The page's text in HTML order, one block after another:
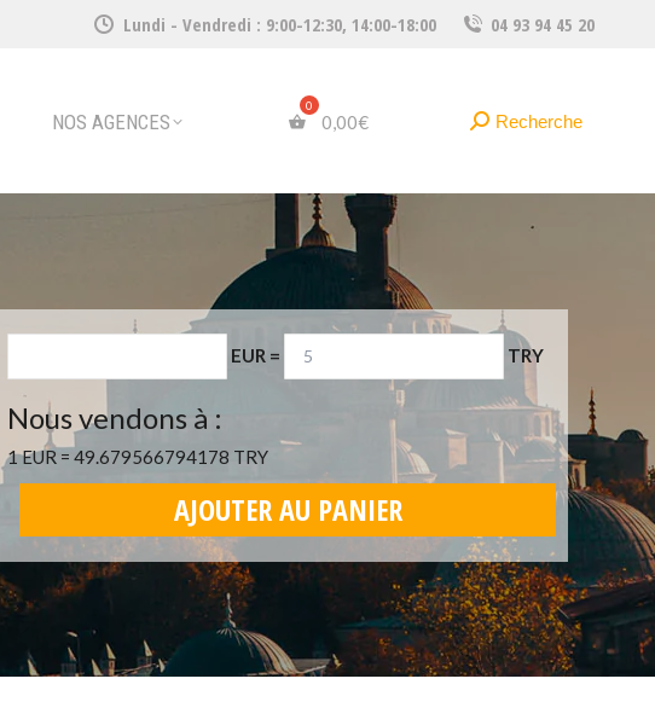
Lundi - Vendredi : 9:00-12:30, 14:00-18:00 04 93 94 45 20
NOS AGENCES 0,00€
Recherche
Recherche
EUR = TRY
Nous vendons à :
1 EUR = 49.679566794178 TRY
AJOUTER AU PANIER
NOS AGENCES €
Recherche